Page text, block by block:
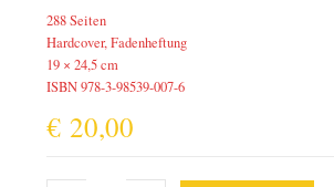
288 Seiten
Hardcover, Fadenheftung
19 × 24,5 cm
ISBN 978-3-98539-007-6
€ 20,00